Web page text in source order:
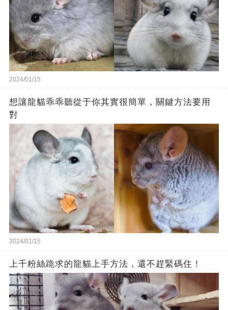
2024/01/15
想讓龍貓乖乖聽從于你其實很簡單，關鍵方法要用
對
2024/01/15
上千粉絲跪求的龍貓上手方法，還不趕緊碼住！